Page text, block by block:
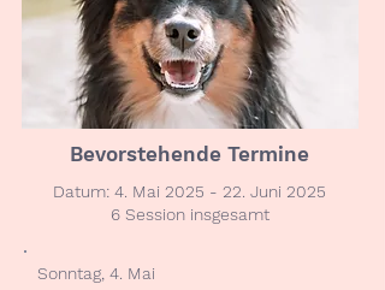
Bevorstehende Termine
Datum: 4. Mai 2025 - 22. Juni 2025
6 Session insgesamt
Sonntag, 4. Mai